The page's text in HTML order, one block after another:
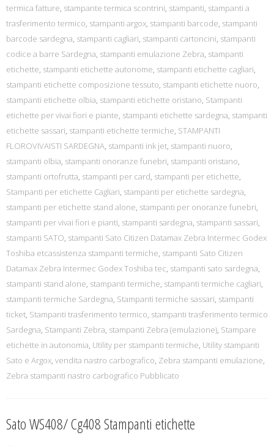
termica fatture, stampante termica scontrini, stampanti, stampanti a
trasferimento termico, stampanti argox, stampanti barcode, stampanti
barcode sardegna, stampanti cagliari, stampanti cartoncini, stampanti
codice a barre Sardegna, stampanti emulazione Zebra, stampanti
etichette, stampanti etichette autonome, stampanti etichette cagliari,
stampanti etichette composizione tessuto, stampanti etichette nuoro,
stampanti etichette olbia, stampanti etichette oristano, Stampanti
etichette per vivai fiori e piante, stampanti etichette sardegna, stampanti
etichette sassari, stampanti etichette termiche, STAMPANTI
FLOROVIVAISTI SARDEGNA, stampanti ink jet, stampanti nuoro,
stampanti olbia, stampanti onoranze funebri, stampanti oristano,
stampanti ortofrutta, stampanti per card, stampanti per etichette,
Stampanti per etichette Cagliari, stampanti per etichette sardegna,
stampanti per etichette stand alone, stampanti per onoranze funebri,
stampanti per vivai fiori e pianti, stampanti sardegna, stampanti sassari,
stampanti SATO, stampanti Sato Citizen Datamax Zebra Intermec Godex
Toshiba etcassistenza stampanti termiche, stampanti Sato Citizen
Datamax Zebra Intermec Godex Toshiba tec, stampanti sato sardegna,
stampanti stand alone, stampanti termiche, stampanti termiche cagliari,
stampanti termiche Sardegna, Stampanti termiche sassari, stampanti
ticket, Stampanti trasferimento termico, stampanti trasferimento termico
Sardegna, Stampanti Zebra, stampanti Zebra (emulazione), Stampare
etichette in autonomia, Utility per stampanti termiche, Utility stampanti
Sato e Argox, vendita nastro carbografico, Zebra stampanti emulazione,
Zebra stampanti nastro carbografico Pubblicato
Sato WS408/ Cg408 Stampanti etichette